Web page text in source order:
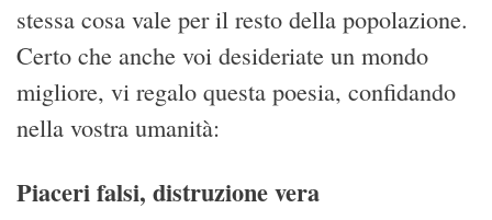
stessa cosa vale per il resto della popolazione.
Certo che anche voi desideriate un mondo
migliore, vi regalo questa poesia, confidando
nella vostra umanità:
Piaceri falsi, distruzione vera